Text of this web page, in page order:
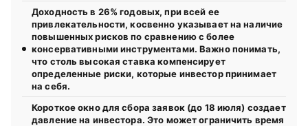
Доходность в 26% годовых, при всей ее
привлекательности, косвенно указывает на наличие
повышенных рисков по сравнению с более
консервативными инструментами. Важно понимать,
что столь высокая ставка компенсирует
определенные риски, которые инвестор принимает
на себя.
Короткое окно для сбора заявок (до 18 июля) создает
давление на инвестора. Это может ограничить время